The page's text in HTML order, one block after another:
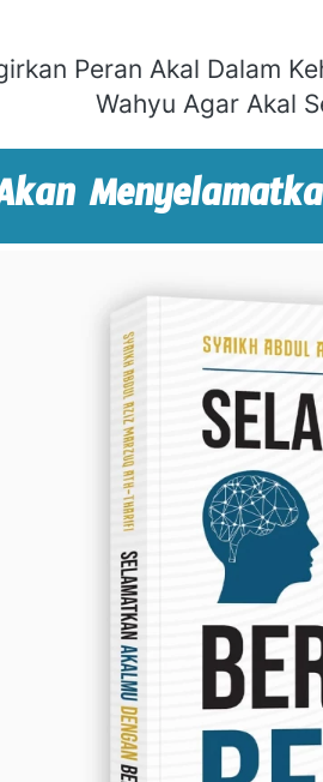
Peran Akal Dalam
Wahyu Agar Akal